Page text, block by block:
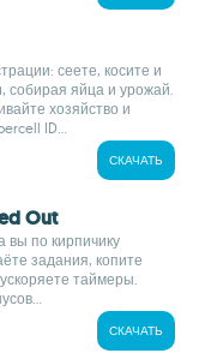
сеете, косите и
собирая яйца и урожай.
хозяйство и
ID...
СКАЧАТЬ
Out
вы по кирпичику
задания, копите
таймеры.
СКАЧАТЬ